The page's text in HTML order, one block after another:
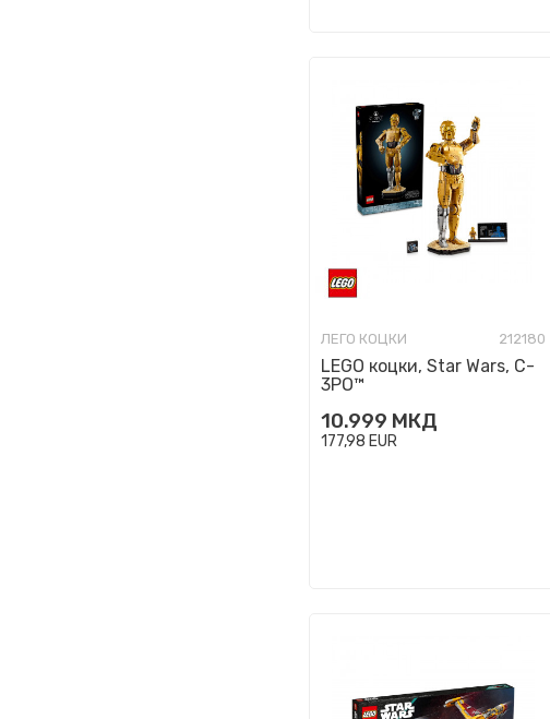
ЛЕГО КОЦКИ 212180
LEGO коцки, Star Wars, C-
3PO™
10.999 МКД
177,98 EUR